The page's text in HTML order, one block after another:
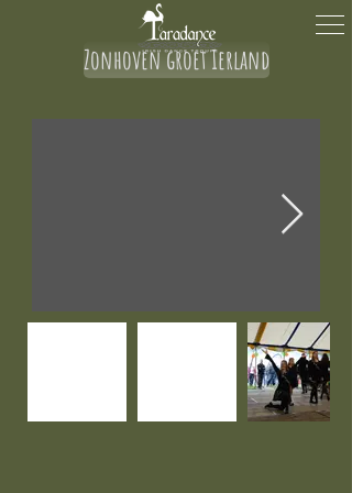
Zonhoven groet Ierland